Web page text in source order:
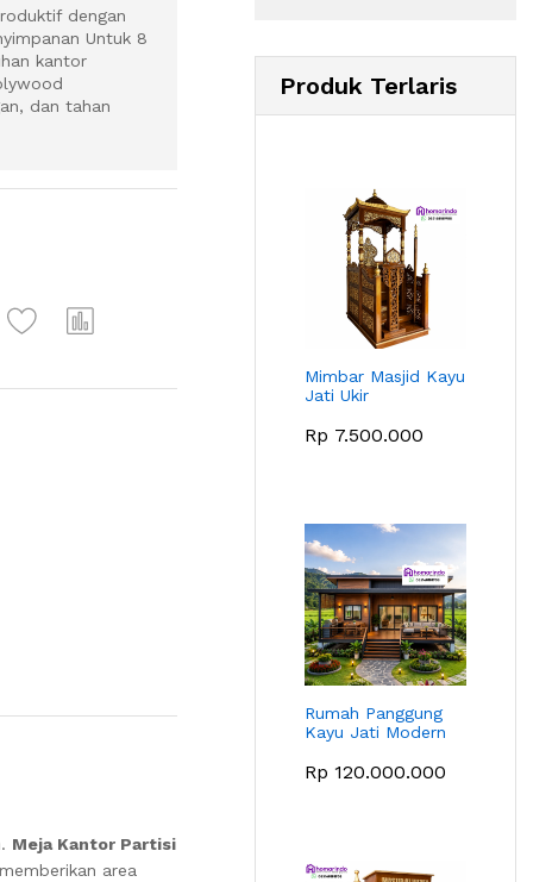
dengan
Untuk 8
kantor
dan tahan
Meja Kantor Partisi
area
Produk Terlaris
Mimbar Masjid Kayu
Jati Ukir
Rp 7.500.000
Rumah Panggung
Kayu Jati Modern
Rp 120.000.000